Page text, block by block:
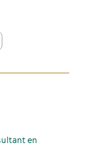
en